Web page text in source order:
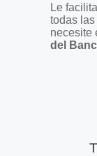
Le
todas
necesite
del